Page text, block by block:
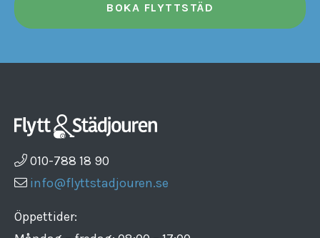
BOKA FLYTTSTÄD
010-788 18 90
info@flyttstadjouren.se
Öppettider: